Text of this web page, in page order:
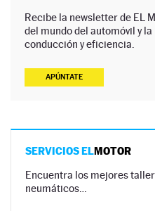
Recibe la newsletter de EL
del mundo del automóvil y
conducción y eficiencia.
APÚNTATE
SERVICIOS ELMOTOR
Encuentra los mejores
neumáticos…